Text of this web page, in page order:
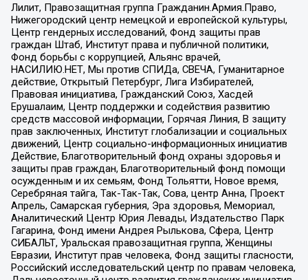
Лилит, Правозащитная группа Гражданин.Армия.Право,
Нижегородский центр немецкой и европейской культуры,
Центр гендерных исследований, Фонд защиты прав
граждан Штаб, Институт права и публичной политики,
Фонд борьбы с коррупцией, Альянс врачей,
НАСИЛИЮ.НЕТ, Мы против СПИДа, СВЕЧА, Гуманитарное
действие, Открытый Петербург, Лига Избирателей,
Правовая инициатива, Гражданский Союз, Хасдей
Ерушалаим, Центр поддержки и содействия развитию
средств массовой информации, Горячая Линия, В защиту
прав заключенных, Институт глобализации и социальных
движений, Центр социально-информационных инициатив
Действие, Благотворительный фонд охраны здоровья и
защиты прав граждан, Благотворительный фонд помощи
осужденным и их семьям, Фонд Тольятти, Новое время,
Серебряная тайга, Так-Так-Так, Сова, центр Анна, Проект
Апрель, Самарская губерния, Эра здоровья, Мемориал,
Аналитический Центр Юрия Левады, Издательство Парк
Гагарина, Фонд имени Андрея Рылькова, Сфера, Центр
СИБАЛЬТ, Уральская правозащитная группа, Женщины
Евразии, Институт прав человека, Фонд защиты гласности,
Российский исследовательский центр по правам человека,